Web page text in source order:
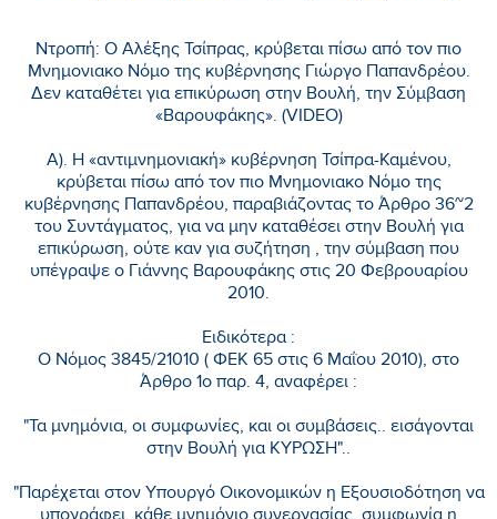
Ντροπή: Ο Αλέξης Τσίπρας, κρύβεται πίσω από τον πιο
Μνημονιακο Νόμο της κυβέρνησης Γιώργο Παπανδρέου.
Δεν καταθέτει για επικύρωση στην Βουλή, την Σύμβαση
«Βαρουφάκης». (VIDEO)
Α). Η «αντιμνημονιακή» κυβέρνηση Τσίπρα-Καμένου,
κρύβεται πίσω από τον πιο Μνημονιακο Νόμο της
κυβέρνησης Παπανδρέου, παραβιάζοντας το Άρθρο 36~2
του Συντάγματος, για να μην καταθέσει στην Βουλή για
επικύρωση, ούτε καν για συζήτηση , την σύμβαση που
υπέγραψε ο Γιάννης Βαρουφάκης στις 20 Φεβρουαρίου
2010.
Ειδικότερα :
Ο Νόμος 3845/21010 ( ΦΕΚ 65 στις 6 Μαΐου 2010), στο
Άρθρο 1ο παρ. 4, αναφέρει :
"Τα μνημόνια, οι συμφωνίες, και οι συμβάσεις.. εισάγονται
στην Βουλή για ΚΥΡΩΣΗ"..
"Παρέχεται στον Υπουργό Οικονομικών η Εξουσιοδότηση να